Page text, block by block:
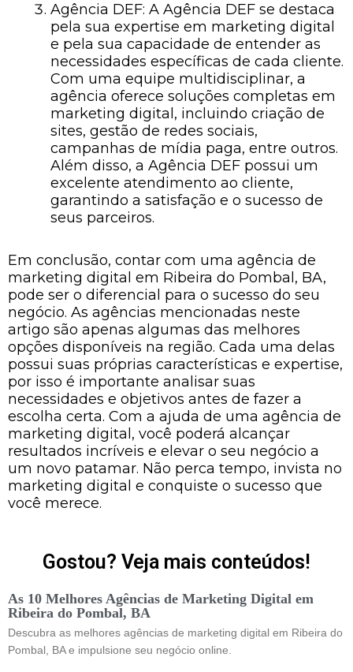
Agência DEF: A Agência DEF se destaca
pela sua expertise em marketing digital
e pela sua capacidade de entender as
necessidades específicas de cada cliente.
Com uma equipe multidisciplinar, a
agência oferece soluções completas em
marketing digital, incluindo criação de
sites, gestão de redes sociais,
campanhas de mídia paga, entre outros.
Além disso, a Agência DEF possui um
excelente atendimento ao cliente,
garantindo a satisfação e o sucesso de
seus parceiros.
Em conclusão, contar com uma agência de
marketing digital em Ribeira do Pombal, BA,
pode ser o diferencial para o sucesso do seu
negócio. As agências mencionadas neste
artigo são apenas algumas das melhores
opções disponíveis na região. Cada uma delas
possui suas próprias características e expertise,
por isso é importante analisar suas
necessidades e objetivos antes de fazer a
escolha certa. Com a ajuda de uma agência de
marketing digital, você poderá alcançar
resultados incríveis e elevar o seu negócio a
um novo patamar. Não perca tempo, invista no
marketing digital e conquiste o sucesso que
você merece.
Gostou? Veja mais conteúdos!
As 10 Melhores Agências de Marketing Digital em
Ribeira do Pombal, BA
Descubra as melhores agências de marketing digital em Ribeira do
Pombal, BA e impulsione seu negócio online.